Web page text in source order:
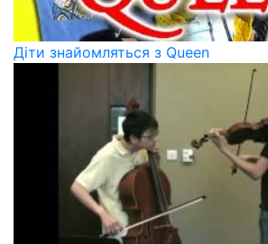
Діти знайомляться з Queen